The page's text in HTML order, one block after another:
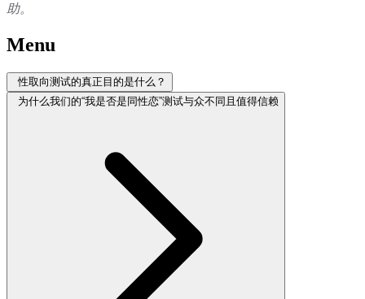
助。
Menu
性取向测试的真正目的是什么？
为什么我们的“我是否是同性恋”测试与众不同且值得信赖